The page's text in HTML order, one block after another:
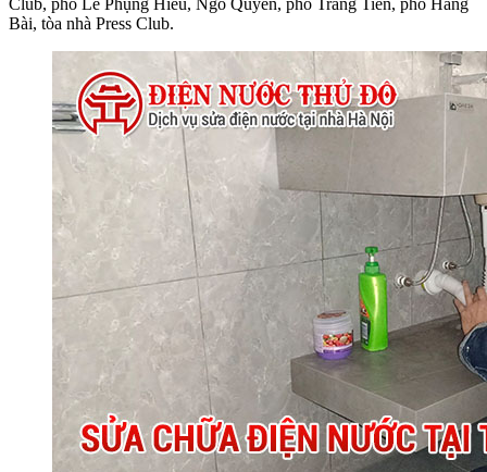
Bài, tòa nhà Press Club.